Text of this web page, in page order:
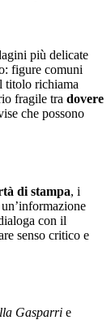
più delicate
figure comuni
titolo richiama
fragile tra dovere
che possono
di stampa, i
con il
senso critico e
Gasparri e